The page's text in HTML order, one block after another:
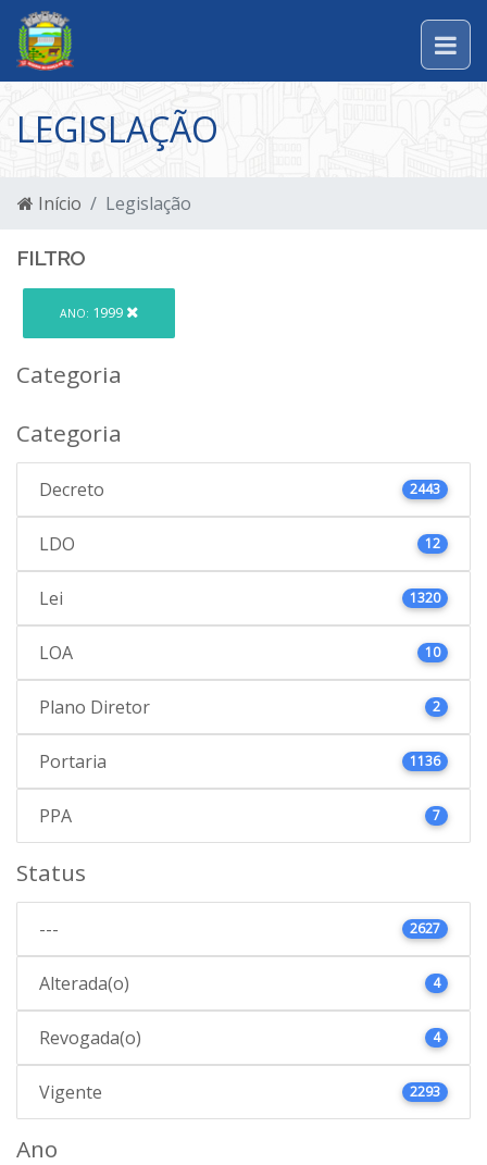
LEGISLAÇÃO
Início Legislação
FILTRO
ANO: 1999
Categoria
Categoria
Decreto 2443
LDO 12
Lei 1320
LOA 10
Plano Diretor 2
Portaria 1136
PPA 7
Status
--- 2627
Alterada(o) 4
Revogada(o) 4
Vigente 2293
Ano